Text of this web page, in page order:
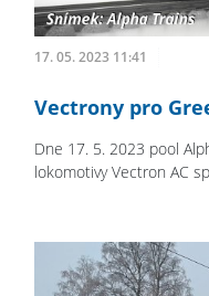
17. 05. 2023 11:41
Vectrony pro
Dne 17. 5. 2023 pool
lokomotivy Vectron AC